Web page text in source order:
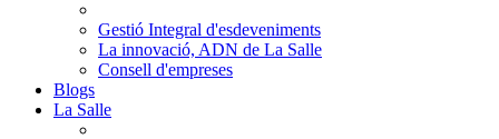
Gestió Integral d'esdeveniments
La innovació, ADN de La Salle
Consell d'empreses
Blogs
La Salle